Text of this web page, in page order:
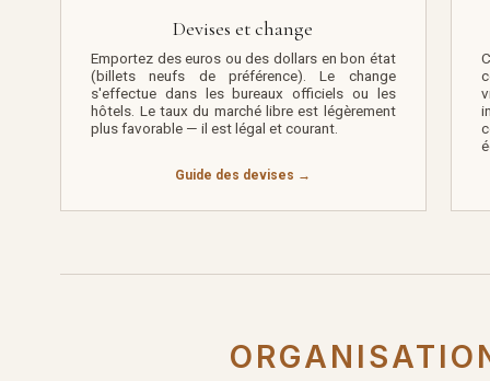
Devises et change
Emportez des euros ou des dollars en bon état
(billets neufs de préférence). Le change
s'effectue dans les bureaux officiels ou les
hôtels. Le taux du marché libre est légèrement
plus favorable — il est légal et courant.
Guide des devises →